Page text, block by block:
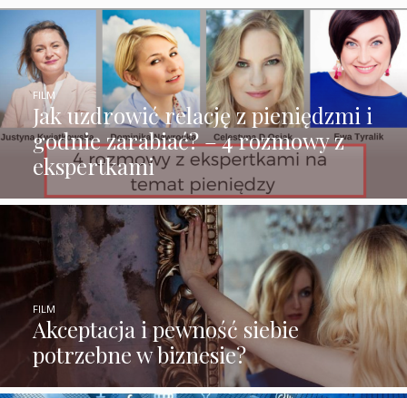
Jak uzdrowić relację z pieniędzmi i
godnie zarabiać? – 4 rozmowy z
ekspertkami
FILM
Akceptacja i pewność siebie
potrzebne w biznesie?
FILM